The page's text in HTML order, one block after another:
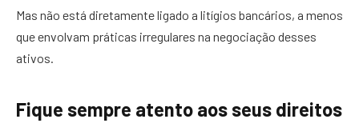
Mas não está diretamente ligado a litígios bancários, a menos
que envolvam práticas irregulares na negociação desses
ativos.
Fique sempre atento aos seus direitos